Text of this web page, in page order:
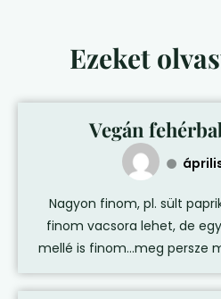
Ezeket
Vegán
Nagyon finom, pl. sült
finom vacsora lehet, de
mellé is finom…meg persze